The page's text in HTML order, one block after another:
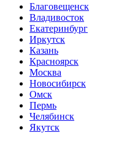
Благовещенск
Владивосток
Екатеринбург
Иркутск
Казань
Красноярск
Москва
Новосибирск
Омск
Пермь
Челябинск
Якутск